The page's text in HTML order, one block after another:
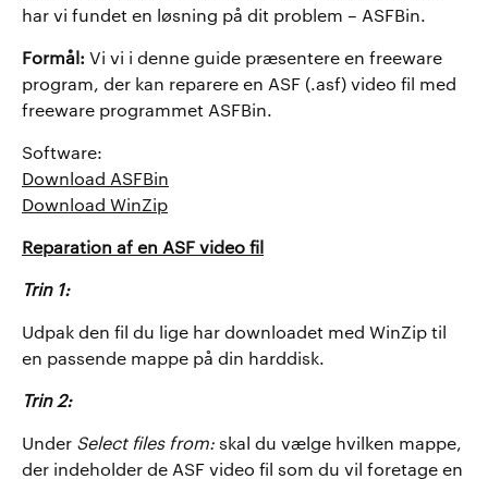
har vi fundet en løsning på dit problem – ASFBin.
Formål: Vi vi i denne guide præsentere en freeware
program, der kan reparere en ASF (.asf) video fil med
freeware programmet ASFBin.
Software:
Download ASFBin
Download WinZip
Reparation af en ASF video fil
Trin 1:
Udpak den fil du lige har downloadet med WinZip til
en passende mappe på din harddisk.
Trin 2:
Under Select files from: skal du vælge hvilken mappe,
der indeholder de ASF video fil som du vil foretage en